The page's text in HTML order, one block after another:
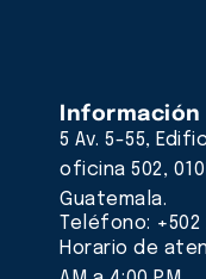
Información
5 Av. 5-55,
oficina 502,
Guatemala.
Teléfono: +502
Horario de